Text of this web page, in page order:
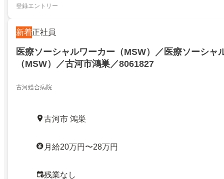
登録エントリー
新着正社員
医療ソーシャルワーカー（MSW）／医療ソーシャ
（MSW）／古河市鴻巣／8061827
古河総合病院
古河市 鴻巣
月給20万円〜28万円
残業なし